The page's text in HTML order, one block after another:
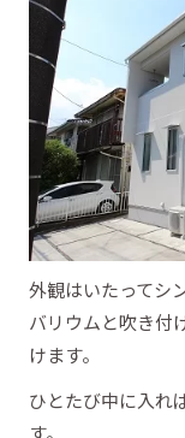
外観はいたってシ
バリウムと吹き付
けます。
ひとたび中に入れ
す。